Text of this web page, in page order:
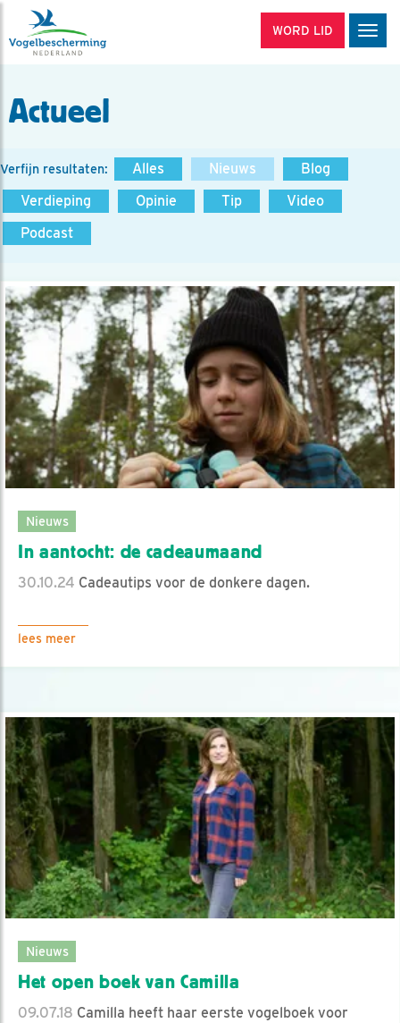
WORD LID
Actueel
Verfijn resultaten: Alles Nieuws
Blog
Verdieping
Opinie Tip
Video
Podcast
Nieuws
In aantocht: de cadeaumaand
30.10.24 Cadeautips voor de donkere dagen.
lees meer
Nieuws
Het open boek van Camilla
09.07.18 Camilla heeft haar eerste vogelboek voor